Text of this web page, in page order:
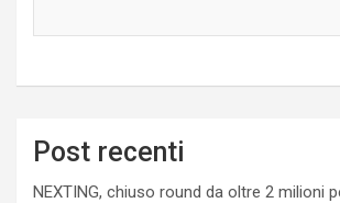
Post recenti
NEXTING, chiuso round da oltre 2 milioni